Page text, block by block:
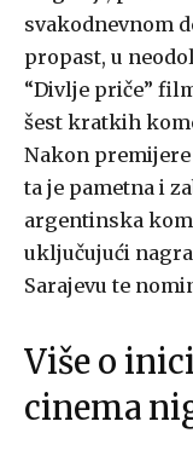
svakodnevnom
propast, u
“Divlje priče”
šest kratkih
Nakon
ta je pametna i
argentinska
uključujući
Sarajevu te
Više o
cinema